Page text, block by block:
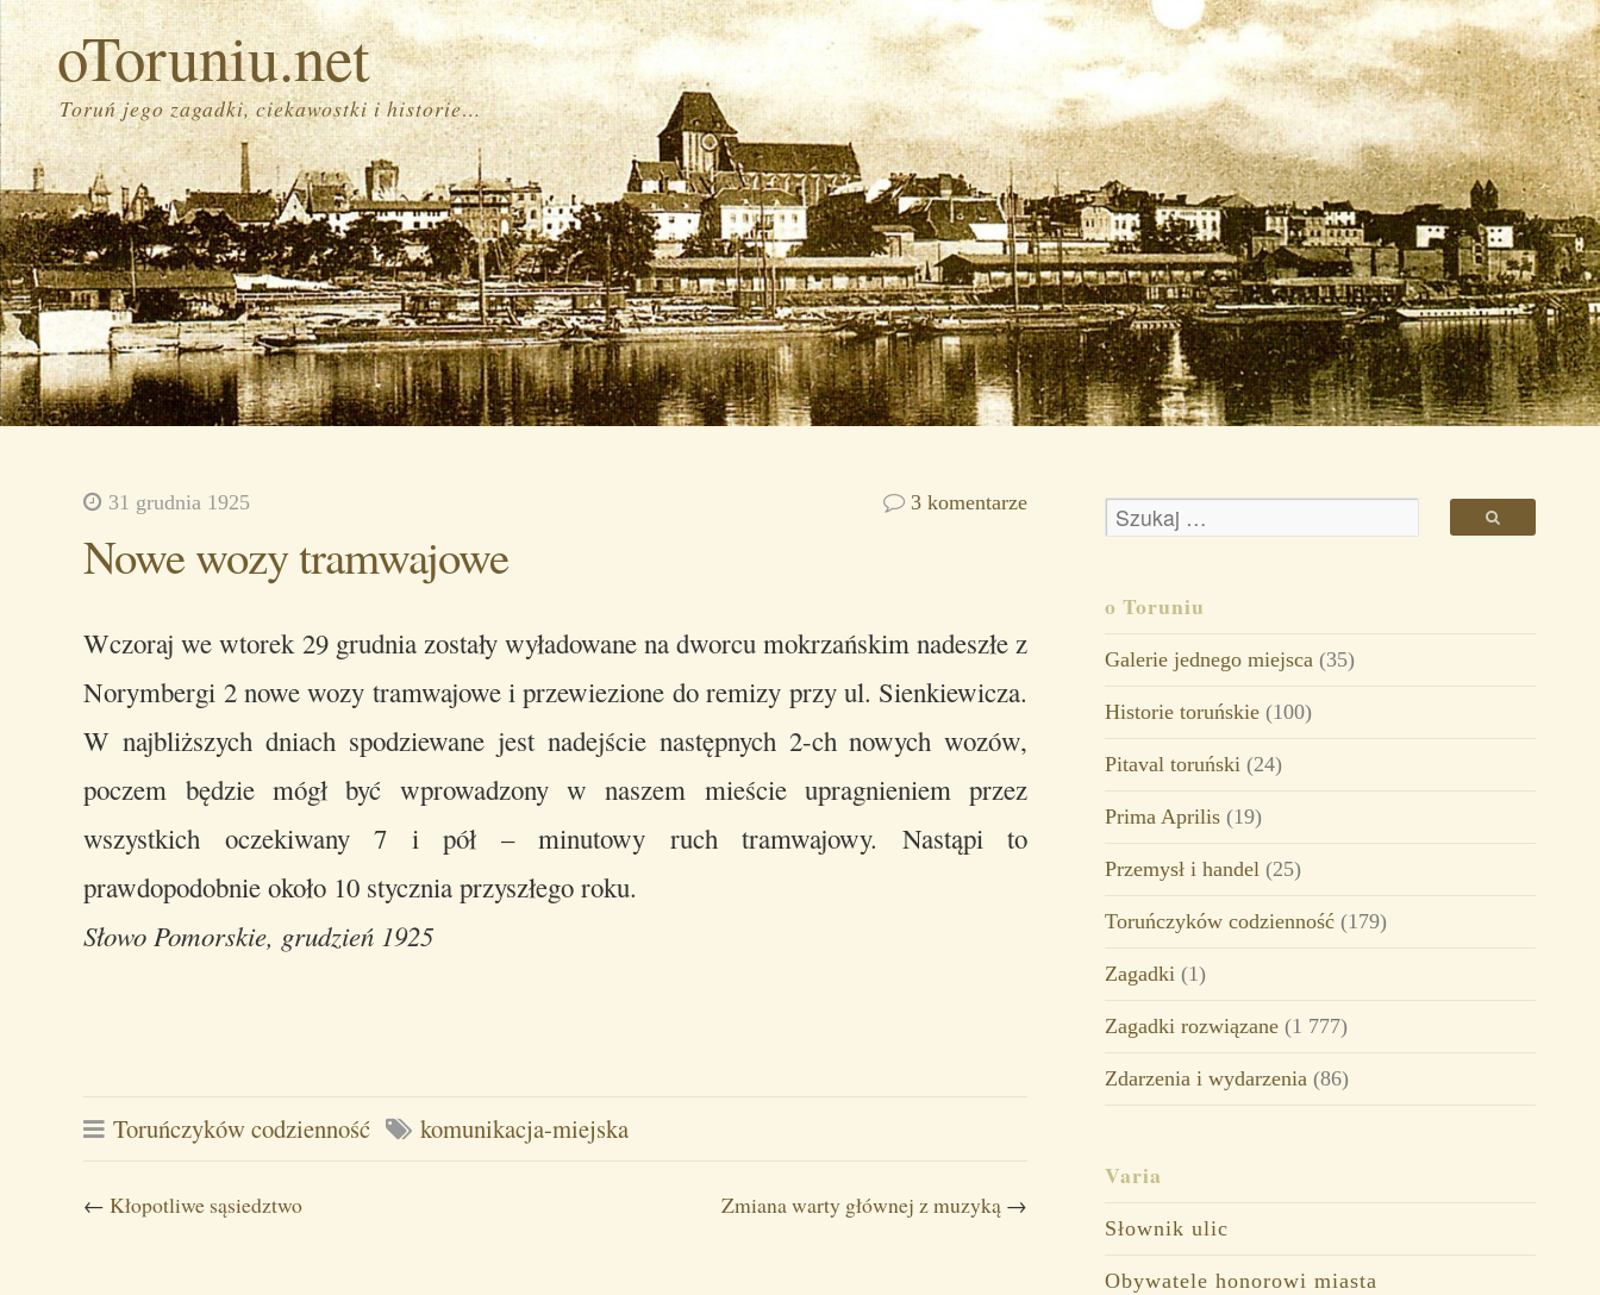
oToruniu.net
Toruń jego zagadki, ciekawostki i historie…
31 grudnia 1925 3 komentarze
Nowe wozy tramwajowe
Wczoraj we wtorek 29 grudnia zostały wyładowane na dworcu mokrzańskim nadeszłe z
Norymbergi 2 nowe wozy tramwajowe i przewiezione do remizy przy ul. Sienkiewicza.
W najbliższych dniach spodziewane jest nadejście następnych 2-ch nowych wozów,
poczem będzie mógł być wprowadzony w naszem mieście upragnieniem przez
wszystkich oczekiwany 7 i pół – minutowy ruch tramwajowy. Nastąpi to
prawdopodobnie około 10 stycznia przyszłego roku.
Słowo Pomorskie, grudzień 1925
Toruńczyków codzienność komunikacja-miejska
←Kłopotliwe sąsiedztwo Zmiana warty głównej z muzyką →
o Toruniu
Galerie jednego miejsca(35)
Historie toruńskie(100)
Pitaval toruński(24)
Prima Aprilis(19)
Przemysł i handel(25)
Toruńczyków codzienność(179)
Zagadki(1)
Zagadki rozwiązane(1 777)
Zdarzenia i wydarzenia(86)
Varia
Słownik ulic
Obywatele honorowi miasta